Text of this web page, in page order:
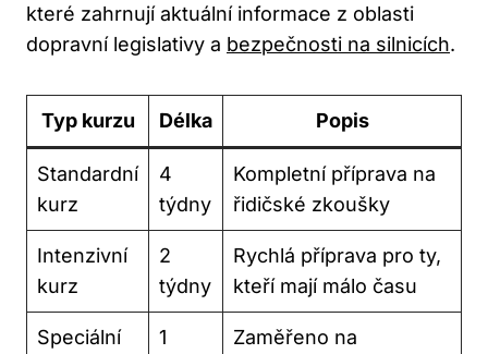
které zahrnují aktuální informace z oblasti
dopravní legislativy a bezpečnosti na silnicích.
Typ kurzu Délka Popis
Standardní
kurz
4
týdny
Kompletní příprava na
řidičské zkoušky
Intenzivní
kurz
2
týdny
Rychlá příprava pro ty,
kteří mají málo času
Speciální
1
Zaměřeno na